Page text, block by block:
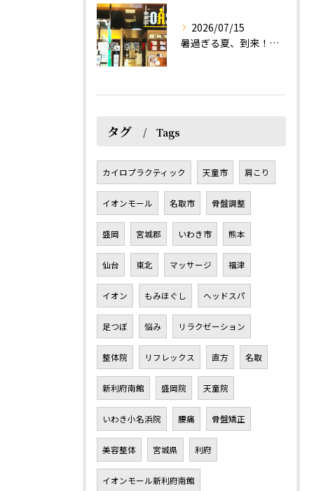
2026/07/15
暑過ぎる夏、到来！だるさを感じる方は、結構不足！？
タグ Tags
カイロプラクティック 天童市 肩こり
イオンモール 名取市 骨盤調整
盛岡 宮城郡 いわき市 熊本
仙台 東北 マッサージ 福津
イオン もみほぐし ヘッドスパ
足つぼ 悩み リラクゼーション
整体院 リフレックス 直方 名取
新利府南館 盛岡院 天童院
いわき小名浜院 腰痛 骨盤矯正
美容整体 宮城県 利府
イオンモール新利府南館